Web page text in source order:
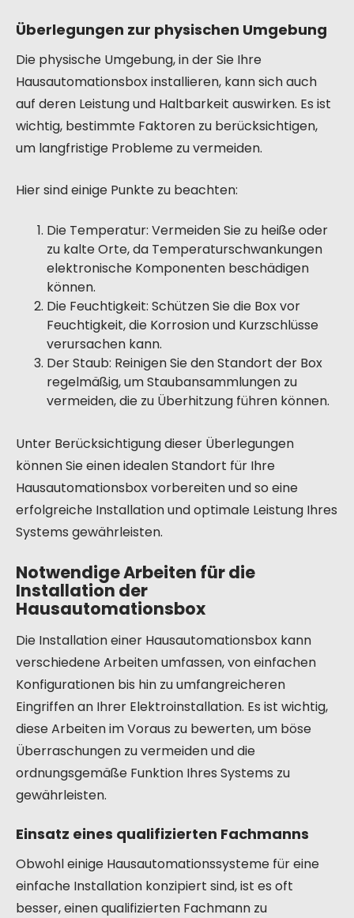
Überlegungen zur physischen Umgebung
Die physische Umgebung, in der Sie Ihre
Hausautomationsbox installieren, kann sich auch
auf deren Leistung und Haltbarkeit auswirken. Es ist
wichtig, bestimmte Faktoren zu berücksichtigen,
um langfristige Probleme zu vermeiden.
Hier sind einige Punkte zu beachten:
Die Temperatur: Vermeiden Sie zu heiße oder
zu kalte Orte, da Temperaturschwankungen
elektronische Komponenten beschädigen
können.
Die Feuchtigkeit: Schützen Sie die Box vor
Feuchtigkeit, die Korrosion und Kurzschlüsse
verursachen kann.
Der Staub: Reinigen Sie den Standort der Box
regelmäßig, um Staubansammlungen zu
vermeiden, die zu Überhitzung führen können.
Unter Berücksichtigung dieser Überlegungen
können Sie einen idealen Standort für Ihre
Hausautomationsbox vorbereiten und so eine
erfolgreiche Installation und optimale Leistung Ihres
Systems gewährleisten.
Notwendige Arbeiten für die
Installation der
Hausautomationsbox
Die Installation einer Hausautomationsbox kann
verschiedene Arbeiten umfassen, von einfachen
Konfigurationen bis hin zu umfangreicheren
Eingriffen an Ihrer Elektroinstallation. Es ist wichtig,
diese Arbeiten im Voraus zu bewerten, um böse
Überraschungen zu vermeiden und die
ordnungsgemäße Funktion Ihres Systems zu
gewährleisten.
Einsatz eines qualifizierten Fachmanns
Obwohl einige Hausautomationssysteme für eine
einfache Installation konzipiert sind, ist es oft
besser, einen qualifizierten Fachmann zu